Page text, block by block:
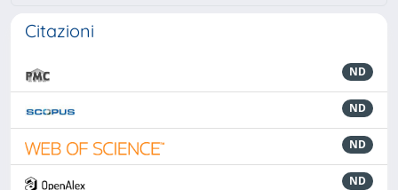
Citazioni
ND
ND
ND
ND